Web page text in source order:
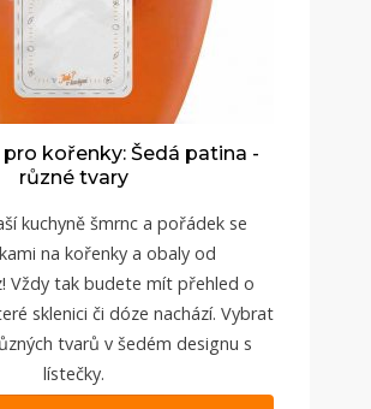
kořenky: Šedá patina -
různé tvary
kuchyně šmrnc a pořádek se
na kořenky a obaly od
! Vždy tak budete mít přehled o
sklenici či dóze nachází. Vybrat
tvarů v šedém designu s
lístečky.